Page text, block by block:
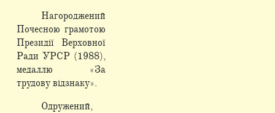
Нагороджений
Почесною грамотою
Президії Верховної
Ради УРСР (1988),
медаллю «За
трудову відзнаку».
Одружений,